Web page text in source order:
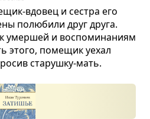
вдо­вец и сестра его
полю­били друг друга.
умер­шей и вос­по­ми­на­ниям
этого, поме­щик уехал
ста­рушку-мать.